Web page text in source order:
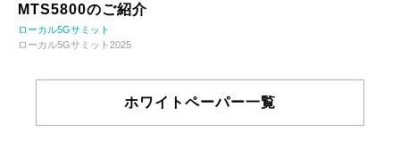
MTS5800のご紹介
ローカル5Gサミット
ローカル5Gサミット2025
ホワイトペーパー一覧